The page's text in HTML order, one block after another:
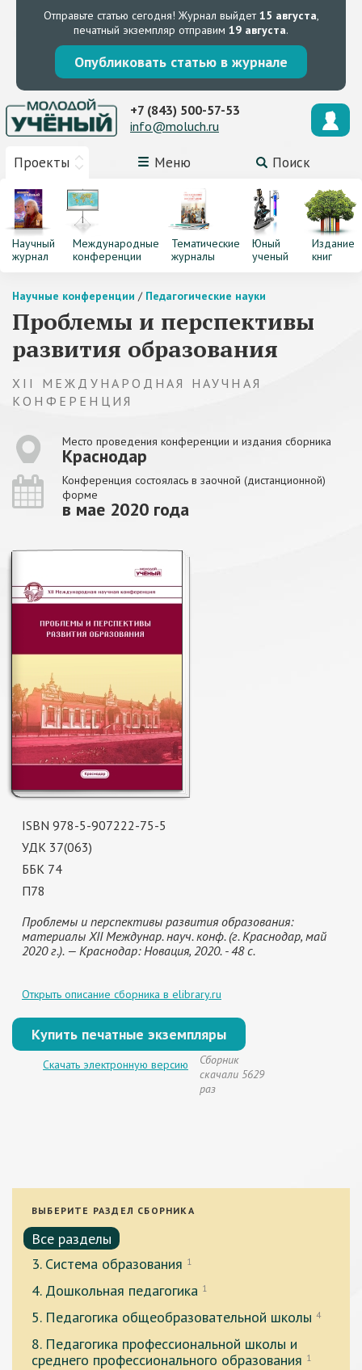
Отправьте статью сегодня! Журнал выйдет15 августа,
печатный экземпляр отправим 19 августа.
Опубликовать статью в журнале
Проекты Меню Поиск
+7 (843) 500-57-53
info@moluch.ru
Научный
журнал
Международные
конференции
Тематические
журналы
Юный
ученый
Издание
книг
Научные конференции / Педагогические науки
Проблемы и перспективы
развития образования
XII МЕЖДУНАРОДНАЯ НАУЧНАЯ
КОНФЕРЕНЦИЯ
Место проведения конференции и издания сборника
Краснодар
Конференция состоялась в заочной (дистанционной)
форме
в мае 2020 года
ISBN 978-5-907222-75-5
УДК 37(063)
ББК 74
П78
Проблемы и перспективы развития образования:
материалы XII Междунар. науч. конф. (г. Краснодар, май
2020 г.). — Краснодар: Новация, 2020. - 48 с.
Открыть описание сборника в elibrary.ru
Купить печатные экземпляры
Скачать электронную версию
Сборник
скачали 5629
раз
ВЫБЕРИТЕ РАЗДЕЛ СБОРНИКА
Все разделы
3. Система образования 1
4. Дошкольная педагогика 1
5. Педагогика общеобразовательной школы 4
8. Педагогика профессиональной школы и
среднего профессионального образования 1